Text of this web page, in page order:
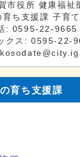
市役所 健康福祉
育ち支援課 子育
: 0595-22-
クス: 0595-22-
育ち支援課